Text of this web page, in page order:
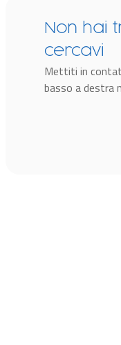
Non hai
cercavi
Mettiti in
basso a destra